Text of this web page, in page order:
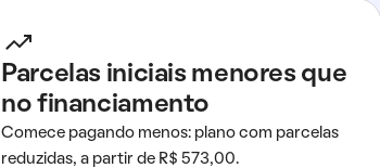
Parcelas iniciais menores que
no financiamento
Comece pagando menos: plano com parcelas
reduzidas, a partir de R$ 573,00.